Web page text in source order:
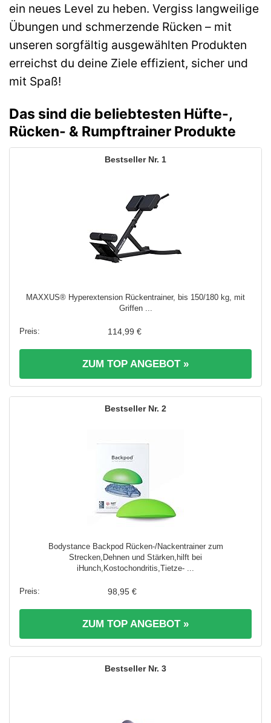
ein neues Level zu heben. Vergiss langweilige
Übungen und schmerzende Rücken – mit
unseren sorgfältig ausgewählten Produkten
erreichst du deine Ziele effizient, sicher und
mit Spaß!
Das sind die beliebtesten Hüfte-,
Rücken- & Rumpftrainer Produkte
1
MAXXUS® Hyperextension Rückentrainer, bis 150/180 kg, mit
Griffen ...
114,99 €
ZUM TOP ANGEBOT »
2
Bodystance Backpod Rücken-/Nackentrainer zum
Strecken,Dehnen und Stärken,hilft bei
iHunch,Kostochondritis,Tietze- ...
98,95 €
ZUM TOP ANGEBOT »
3